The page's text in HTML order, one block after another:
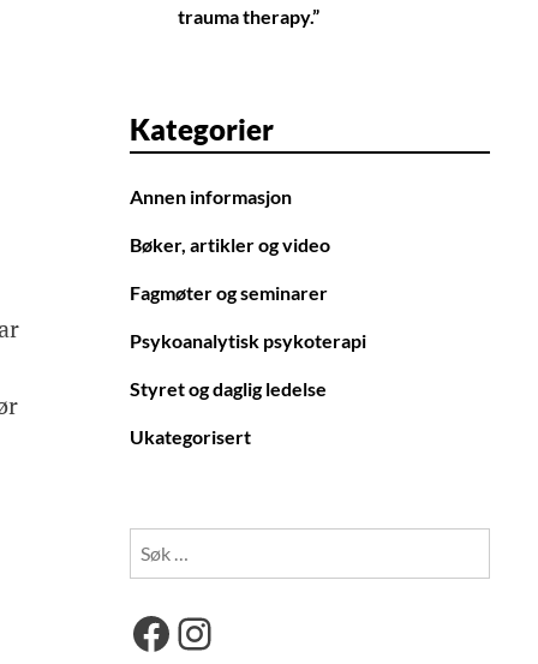
trauma therapy.”
Kategorier
Annen informasjon
Bøker, artikler og video
Fagmøter og seminarer
Psykoanalytisk psykoterapi
Styret og daglig ledelse
Ukategorisert
etter:
Facebook
Instagram